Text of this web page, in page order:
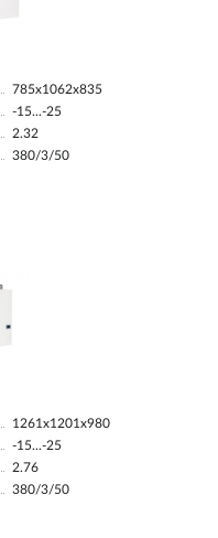
785x1062x835
-15...-25
2.32
380/3/50
1261x1201x980
-15...-25
2.76
380/3/50